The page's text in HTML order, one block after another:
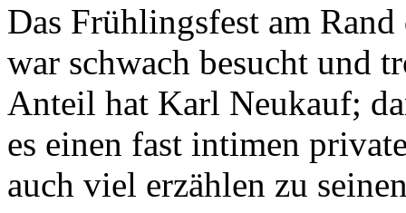
Das Frühlingsfest am
war schwach besucht und
Anteil hat Karl Neukauf;
es einen fast intimen
auch viel erzählen zu